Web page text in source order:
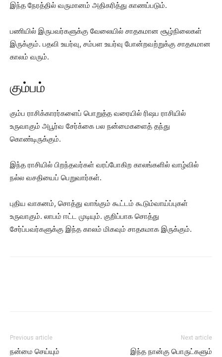
இந்த நேரத்தில் வருமானம் அதிகரித்து காணப்படும்.
பணியில் இருபவர்களுக்கு வேலையில் சாதகமான சூழ்நிலைகள்
இருக்கும். பதவி உயர்வு, சம்பள உயர்வு போன்றவற்றுக்கு சாதகமான
காலம் வரும்.
கும்பம்
கும்ப ராசிக்காரர்களைப் பொறுத்த வரையில் ரிஷப ராசியில்
உருவாகும் அபூர்வ சேர்க்கை பல நன்மைகளைத் தந்து
கொண்டிருக்கும்.
இந்த ராசியில் பிறந்தவர்கள் வரப்போகிற காலங்களில் வாழ்வில்
நல்ல வசதியைப் பெறுவார்கள்.
புதிய வாகனம், சொத்து வாங்கும் கூட்டம் கூடும்வாய்ப்புகள்
உருவாகும். லாபம் ஈட்ட முடியும். குறிப்பாக சொத்து
சேர்ப்பவர்களுக்கு இந்த காலம் மிகவும் சாதகமாக இருக்கும்.
Previous article
நன்மை செய்யும்
Next article
இந்த நான்கு பொருட்களும்